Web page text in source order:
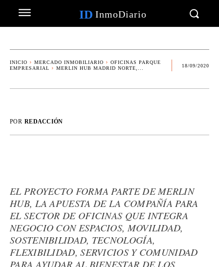
ID InmoDiario
INICIO MERCADO INMOBILIARIO
OFICINAS PARQUE
EMPRESARIAL
MERLIN HUB MADRID NORTE,...
18/09/2020
POR REDACCIÓN
EL PROYECTO FORMA PARTE DE MERLIN
HUB, LA APUESTA DE LA COMPAÑÍA PARA
EL SECTOR DE OFICINAS QUE INTEGRA
NEGOCIO CON ESPACIOS, MOVILIDAD,
SOSTENIBILIDAD, TECNOLOGÍA,
FLEXIBILIDAD, SERVICIOS Y COMUNIDAD
PARA AYUDAR AL BIENESTAR DE LOS